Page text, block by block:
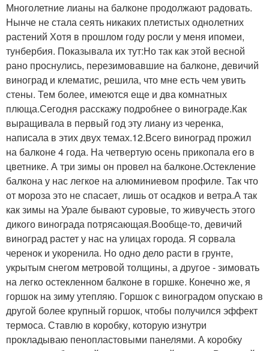
Многолетние лианы на балконе продолжают радовать.
Нынче не стала сеять никаких плетистых однолетних
растений Хотя в прошлом году росли у меня ипомеи,
тунбербия. Показывала их тут:Но так как этой весной
рано проснулись, перезимовавшие на балконе, девичий
виноград и клематис, решила, что мне есть чем увить
стены. Тем более, имеются еще и два комнатных
плюща.Сегодня расскажу подробнее о винограде.Как
выращивала в первый год эту лиану из черенка,
написала в этих двух темах.12.Всего виноград прожил
на балконе 4 года. На четвертую осень прикопала его в
цветнике. А три зимы он провел на балконе.Остекление
балкона у нас легкое на алюминиевом профиле. Так что
от мороза это не спасает, лишь от осадков и ветра.А так
как зимы на Урале бывают суровые, то живучесть этого
дикого винограда потрясающая.Вообще-то, девичий
виноград растет у нас на улицах города. Я сорвала
черенок и укоренила. Но одно дело расти в грунте,
укрытым снегом метровой толщины, а другое - зимовать
на легко остекленном балконе в горшке. Конечно же, я
горшок на зиму утепляю. Горшок с виноградом опускаю в
другой более крупный горшок, чтобы получился эффект
термоса. Ставлю в коробку, которую изнутри
прокладываю пенопластовыми панелями. А коробку